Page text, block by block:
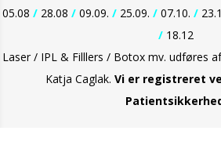
05.08 / 28.08 / 09.09. / 25.09. / 07.10. /
/18.12
Laser / IPL & Filllers / Botox mv. udføres
Katja Caglak. Vi er registreret